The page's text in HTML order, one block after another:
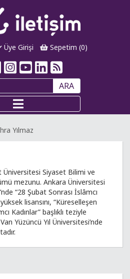
Üye Girişi Sepetim (0)
ARA
Yılmaz
Üniversitesi Siyaset Bilimi ve
mezunu. Ankara Üniversitesi
“28 Şubat Sonrası İslâmcı
lisansını, “Küreselleşen
Kadınlar” başlıklı teziyle
Yüzüncü Yıl Üniversitesi’nde